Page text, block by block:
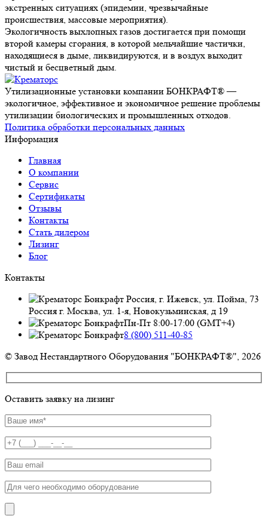
экстренных ситуациях (эпидемии, чрезвычайные
происшествия, массовые мероприятия).
Экологичность выхлопных газов достигается при помощи
второй камеры сгорания, в которой мельчайшие частички,
находящиеся в дыме, ликвидируются, и в воздух выходит
чистый и бесцветный дым.
Утилизационные установки компании БОНКРАФТ® —
экологичное, эффективное и экономичное решение проблемы
утилизации биологических и промышленных отходов.
Политика обработки персональных данных
Информация
Главная
О компании
Сервис
Сертификаты
Отзывы
Контакты
Стать дилером
Лизинг
Блог
Контакты
Россия, г. Ижевск, ул. Пойма, 73
Россия г. Москва, ул. 1-я, Новокузьминская, д 19
Пн-Пт 8:00-17:00 (GMT+4)
8 (800) 511-40-85
© Завод Нестандартного Оборудования "БОНКРАФТ®", 2026
Оставить заявку на лизинг